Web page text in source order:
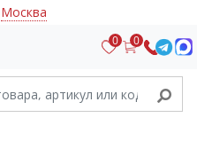
Москва
0 0